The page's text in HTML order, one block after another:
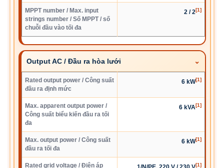
MPPT number / Max. input
strings number / Số MPPT / số
chuỗi đầu vào tối đa
2 / 2[1]
Output AC / Đầu ra hòa lưới
Rated output power / Công suất
đầu ra định mức
6 kW[1]
Max. apparent output power /
Công suất biểu kiến đầu ra tối
đa
6 kVA[1]
Max. output power / Công suất
đầu ra tối đa
6 kW[1]
Rated grid voltage / Điện áp
[1]